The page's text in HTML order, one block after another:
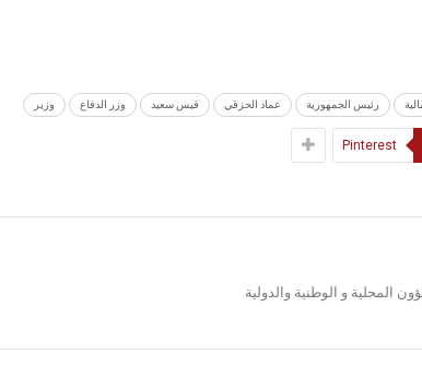
رئيس الجمهورية عماد الحزقي قيس سعيد وزر الدفاع وزير
Pinterest
المحلية و الوطنية والدولية